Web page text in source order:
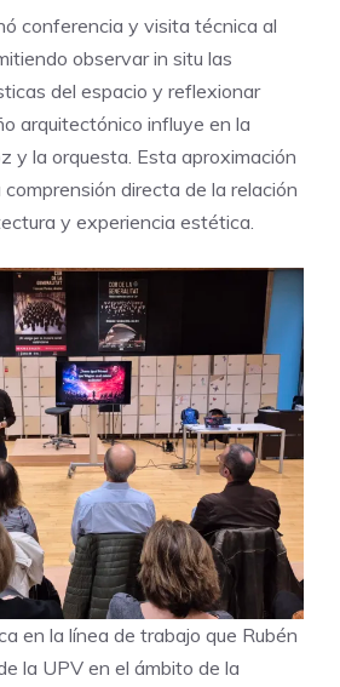
conferencia y visita técnica al
observar in situ las
del espacio y reflexionar
arquitectónico influye en la
y la orquesta. Esta aproximación
directa de la relación
y experiencia estética.
en la línea de trabajo que Rubén
la UPV en el ámbito de la